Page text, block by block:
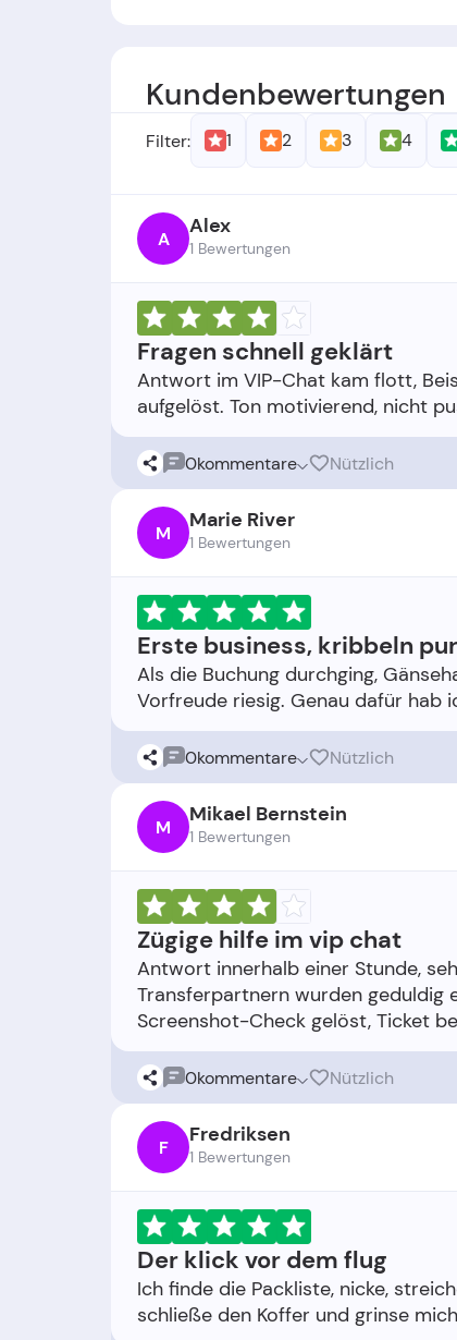
Kundenbewertungen
Filter: 1 2 3 4
A Alex
1 Bewertungen
Fragen schnell geklärt
Antwort im VIP-Chat kam flott,
0kommentare Nützlich
M Marie River
1 Bewertungen
Erste business, kribbeln pur
Als die Buchung durchging,
0kommentare Nützlich
M Mikael Bernstein
1 Bewertungen
Zügige hilfe im vip chat
Antwort innerhalb einer Stunde,
Transferpartnern wurden geduldig
0kommentare Nützlich
F Fredriksen
1 Bewertungen
Der klick vor dem flug
Ich finde die Packliste, nicke,